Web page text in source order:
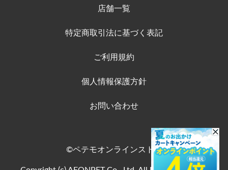
店舗一覧
特定商取引法に基づく表記
ご利用規約
個人情報保護方針
お問い合わせ
©ペテモオンラインストア